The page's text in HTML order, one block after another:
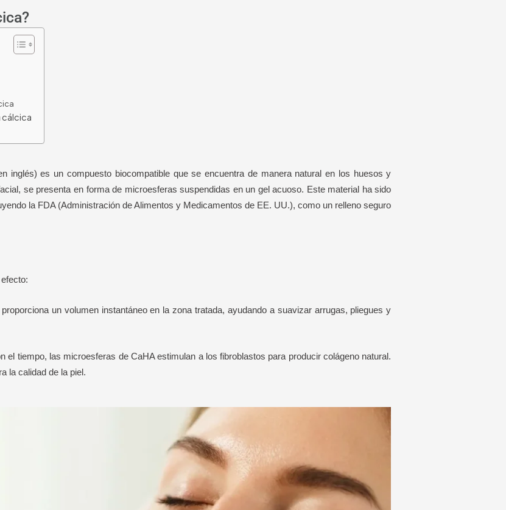
cálcica
inglés) es un compuesto biocompatible que se encuentra de manera natural en los huesos y
se presenta en forma de microesferas suspendidas en un gel acuoso. Este material ha sido
la FDA (Administración de Alimentos y Medicamentos de EE. UU.), como un relleno seguro
un volumen instantáneo en la zona tratada, ayudando a suavizar arrugas, pliegues y
el tiempo, las microesferas de CaHA estimulan a los fibroblastos para producir colágeno natural.
la calidad de la piel.